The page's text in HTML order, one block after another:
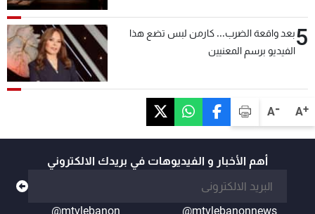
A+
A-
5بعد واقعة الضرب... كارمن لبس تضع هذا
الفيديو برسم المعنيين
أهم الأخبار و الفيديوهات في بريدك الالكتروني
@mtvlebanonnews
@mtvlebanon